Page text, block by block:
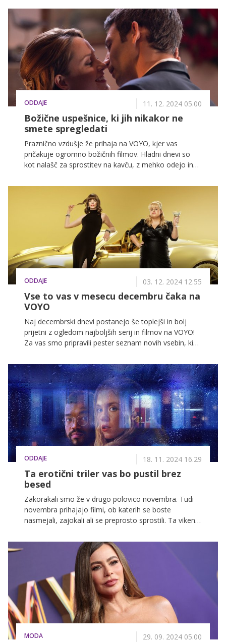
od prvega do zadnjega trenutka. Pripravite kokice in si
rezervirajte mesto na kavču, saj teh filmov ne boste
želeli zamuditi!
ODDAJE 11. 12. 2024 05.00
Božične uspešnice, ki jih nikakor ne
smete spregledati
Praznično vzdušje že prihaja na VOYO, kjer vas
pričakuje ogromno božičnih filmov. Hladni dnevi so
kot nalašč za sprostitev na kavču, z mehko odejo in
čarobne božične zgodbe, ki nas opominjajo na
pomen družine in skupnosti. Od klasičnih božičnih
komedij do ganljivih dram – vsakdo bo našel nekaj
zase. Za vas smo pripravili seznam vseh filmov, ki jih
letos ne smete spregledati.
ODDAJE 03. 12. 2024 12.55
Vse to vas v mesecu decembru čaka na
VOYO
Naj decembrski dnevi postanejo še toplejši in bolj
prijetni z ogledom najboljših serij in filmov na VOYO!
Za vas smo pripravili pester seznam novih vsebin, ki
ODDAJE 18. 11. 2024 16.29
Ta erotični triler vas bo pustil brez
besed
Zakorakali smo že v drugo polovico novembra. Tudi
novembra prihajajo filmi, ob katerih se boste
nasmejali, zajokali ali se preprosto sprostili. Ta vikend
zelo vročo Sydney Sweeney, naslednji teden pa lahko
spremljate Alicio Vikander v vlogi Lare Croft.
Razveselili pa se bomo druge sezone zgodovinske
serije Sisi, ki je VOYO uporabnike navdušila s prvo
sezono. Za ljubitelje boksa pa bo v živo v Ljubljani
potekal edinstven boksarski spektakel Golden Gloves
Fight Night 1, kjer se bodo pomerili najboljši slovenski
boksarji in boksarke.
MODA 29. 09. 2024 05.00